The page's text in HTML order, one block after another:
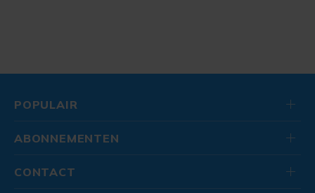
POPULAIR
ABONNEMENTEN
CONTACT